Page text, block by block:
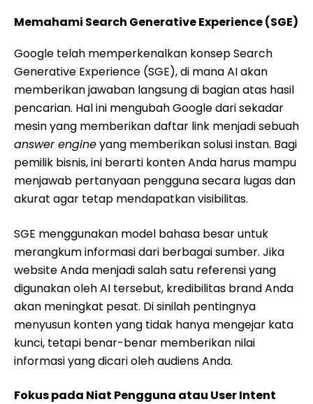
Memahami Search Generative Experience (SGE)
Google telah memperkenalkan konsep Search
Generative Experience (SGE), di mana AI akan
memberikan jawaban langsung di bagian atas hasil
pencarian. Hal ini mengubah Google dari sekadar
mesin yang memberikan daftar link menjadi sebuah
answer engineyang memberikan solusi instan. Bagi
pemilik bisnis, ini berarti konten Anda harus mampu
menjawab pertanyaan pengguna secara lugas dan
akurat agar tetap mendapatkan visibilitas.
SGE menggunakan model bahasa besar untuk
merangkum informasi dari berbagai sumber. Jika
website Anda menjadi salah satu referensi yang
digunakan oleh AI tersebut, kredibilitas brand Anda
akan meningkat pesat. Di sinilah pentingnya
menyusun konten yang tidak hanya mengejar kata
kunci, tetapi benar-benar memberikan nilai
informasi yang dicari oleh audiens Anda.
Fokus pada Niat Pengguna atau User Intent